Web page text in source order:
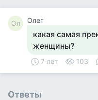
Ол Олег
какая самая
женщины?
7 лет 103
Ответы